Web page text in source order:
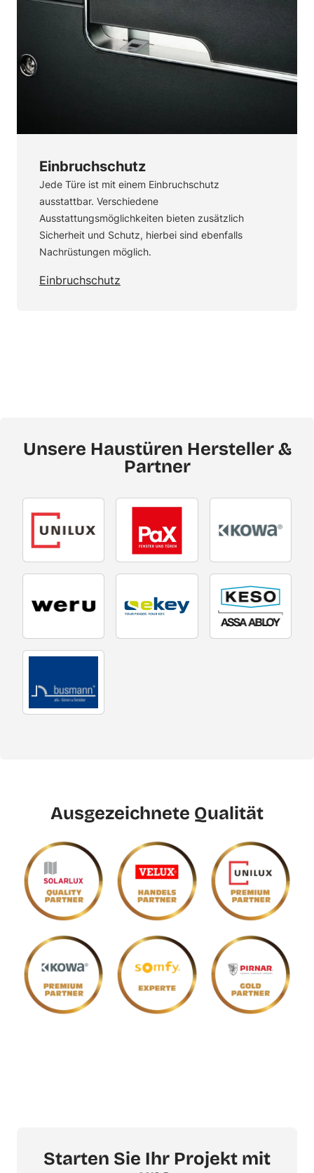
Einbruchschutz
Jede Türe ist mit einem Einbruchschutz
ausstattbar. Verschiedene
Ausstattungsmöglichkeiten bieten zusätzlich
Sicherheit und Schutz, hierbei sind ebenfalls
Nachrüstungen möglich.
Einbruchschutz
Unsere Haustüren Hersteller &
Partner
Ausgezeichnete Qualität
Starten Sie Ihr Projekt mit